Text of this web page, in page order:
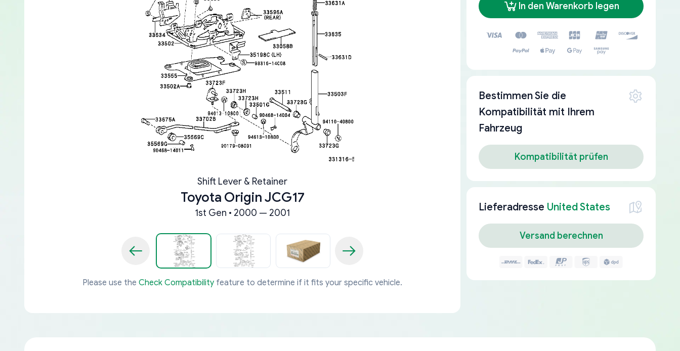
Shift Lever & Retainer
Toyota Origin JCG17
1st Gen • 2000 — 2001
Please use the Check Compatibility feature to determine if it fits your specific vehicle.
In den Warenkorb legen
Bestimmen Sie die
Kompatibilität mit Ihrem
Fahrzeug
Kompatibilität prüfen
Lieferadresse United States
Versand berechnen